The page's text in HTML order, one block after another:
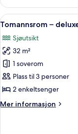
–
deluxe,
hageutsikt
Åpne
alle
bildene
av
Tomannsrom
–
deluxe,
4
Tomannsrom –
Sjøutsikt
32 m²
1 soverom
Plass til 3 personer
2 enkeltsenger
Mer informasjon
Mer